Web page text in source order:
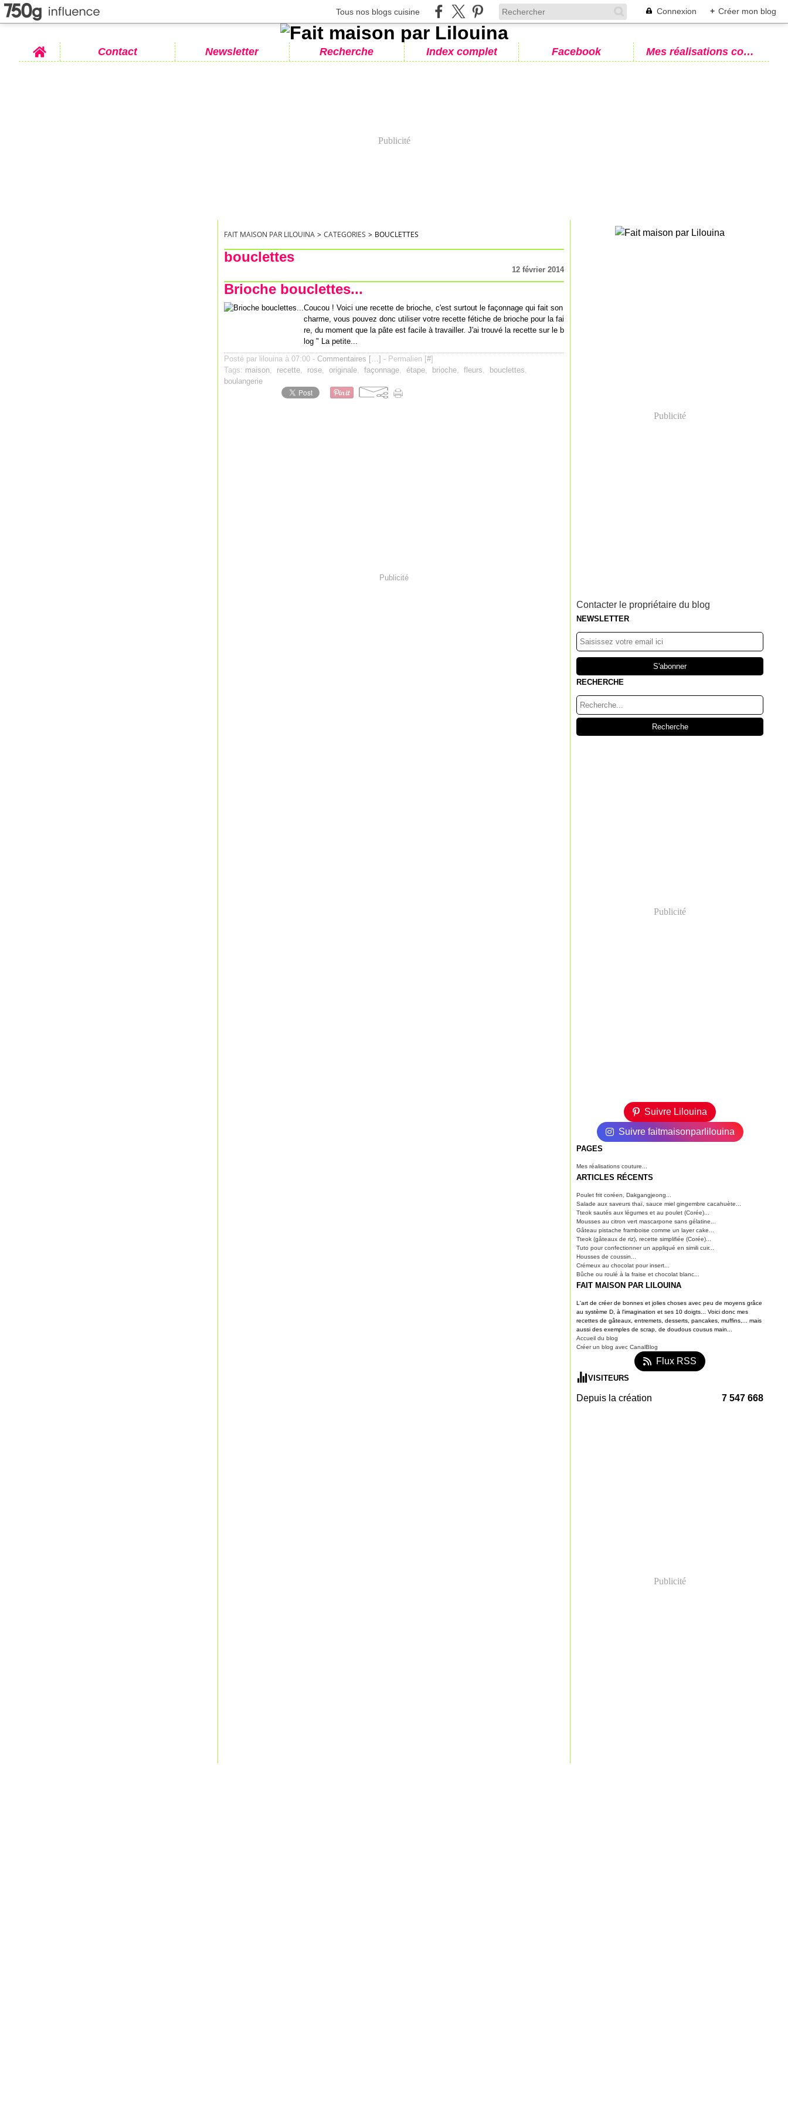
Tous nos blogs cuisine Connexion + Créer mon blog
Home Contact Newsletter Recherche Index complet Facebook Mes réalisations couture
Publicité
FAIT MAISON PAR LILOUINA > CATEGORIES > BOUCLETTES
bouclettes
12 février 2014
Brioche bouclettes...
Coucou ! Voici une recette de brioche, c'est surtout le façonnage qui fait son
charme, vous pouvez donc utiliser votre recette fétiche de brioche pour la fai
re, du moment que la pâte est facile à travailler. J'ai trouvé la recette sur le b
log " La petite...
Posté par lilouina à 07:00 - Commentaires […] - Permalien [#]
Tags: maison, recette, rose, originale, façonnage, étape, brioche, fleurs, bouclettes,
boulangerie
Publicité
Publicité
Contacter le propriétaire du blog
NEWSLETTER
RECHERCHE
Publicité
Suivre Lilouina
Suivre faitmaisonparlilouina
PAGES
Mes réalisations couture...
ARTICLES RÉCENTS
Poulet frit coréen, Dakgangjeong...
Salade aux saveurs thaï, sauce miel gingembre cacahuète...
Tteok sautés aux légumes et au poulet (Corée)...
Mousses au citron vert mascarpone sans gélatine...
Gâteau pistache framboise comme un layer cake...
Tteok (gâteaux de riz), recette simplifiée (Corée)...
Tuto pour confectionner un appliqué en simili cuir...
Housses de coussin...
Crémeux au chocolat pour insert...
Bûche ou roulé à la fraise et chocolat blanc...
FAIT MAISON PAR LILOUINA
L'art de créer de bonnes et jolies choses avec peu de moyens grâce
au système D, à l'imagination et ses 10 doigts... Voici donc mes
recettes de gâteaux, entremets, desserts, pancakes, muffins,... mais
aussi des exemples de scrap, de doudous cousus main...
Accueil du blog
Créer un blog avec CanalBlog
Flux RSS
VISITEURS
Depuis la création 7 547 668
Publicité